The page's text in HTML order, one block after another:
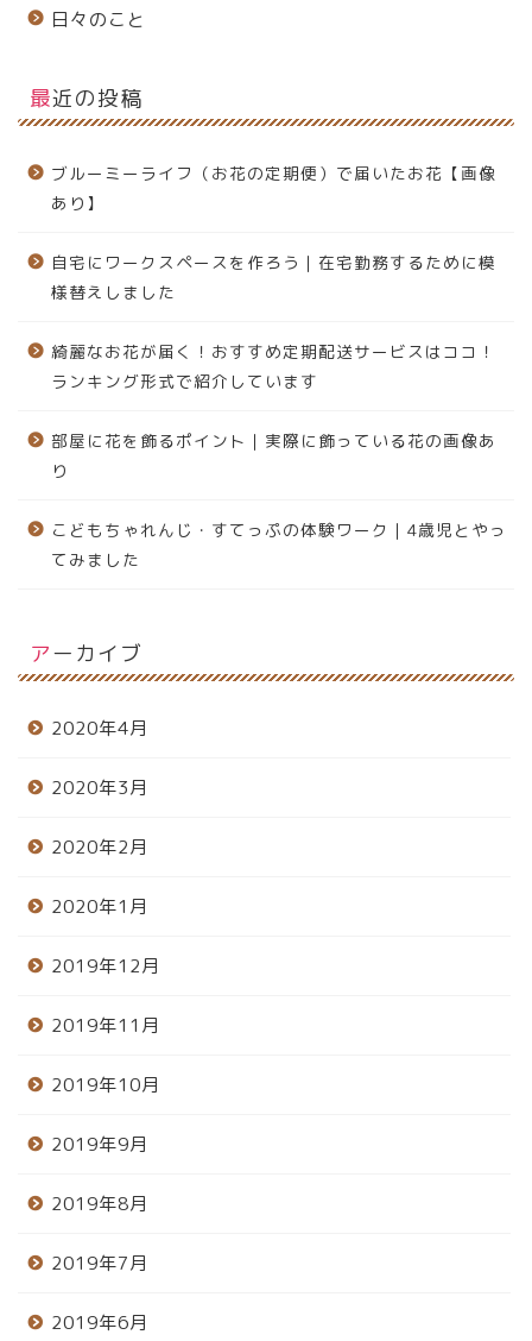
日々のこと
最近の投稿
ブルーミーライフ（お花の定期便）で届いたお花【画像
あり】
自宅にワークスペースを作ろう｜在宅勤務するために模
様替えしました
綺麗なお花が届く！おすすめ定期配送サービスはココ！
ランキング形式で紹介しています
部屋に花を飾るポイント｜実際に飾っている花の画像あ
り
こどもちゃれんじ・すてっぷの体験ワーク｜4歳児とやっ
てみました
アーカイブ
2020年4月
2020年3月
2020年2月
2020年1月
2019年12月
2019年11月
2019年10月
2019年9月
2019年8月
2019年7月
2019年6月